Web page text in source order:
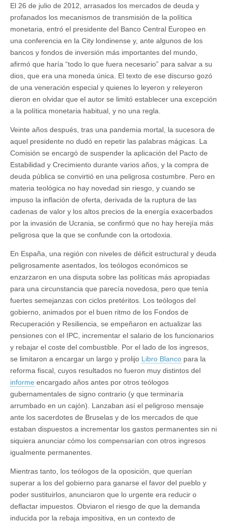
El 26 de julio de 2012, arrasados los mercados de deuda y
profanados los mecanismos de transmisión de la política
monetaria, entró el presidente del Banco Central Europeo en
una conferencia en la City londinense y, ante algunos de los
bancos y fondos de inversión más importantes del mundo,
afirmó que haría “todo lo que fuera necesario” para salvar a su
dios, que era una moneda única. El texto de ese discurso gozó
de una veneración especial y quienes lo leyeron y releyeron
dieron en olvidar que el autor se limitó establecer una excepción
a la política monetaria habitual, y no una regla.
Veinte años después, tras una pandemia mortal, la sucesora de
aquel presidente no dudó en repetir las palabras mágicas. La
Comisión se encargó de suspender la aplicación del Pacto de
Estabilidad y Crecimiento durante varios años, y la compra de
deuda pública se convirtió en una peligrosa costumbre. Pero en
materia teológica no hay novedad sin riesgo, y cuando se
impuso la inflación de oferta, derivada de la ruptura de las
cadenas de valor y los altos precios de la energía exacerbados
por la invasión de Ucrania, se confirmó que no hay herejía más
peligrosa que la que se confunde con la ortodoxia.
En España, una región con niveles de déficit estructural y deuda
peligrosamente asentados, los teólogos económicos se
enzarzaron en una disputa sobre las políticas más apropiadas
para una circunstancia que parecía novedosa, pero que tenía
fuertes semejanzas con ciclos pretéritos. Los teólogos del
gobierno, animados por el buen ritmo de los Fondos de
Recuperación y Resiliencia, se empeñaron en actualizar las
pensiones con el IPC, incrementar el salario de los funcionarios
y rebajar el coste del combustible. Por el lado de los ingresos,
se limitaron a encargar un largo y prolijo Libro Blanco para la
reforma fiscal, cuyos resultados no fueron muy distintos del
informe encargado años antes por otros teólogos
gubernamentales de signo contrario (y que terminaría
arrumbado en un cajón). Lanzaban así el peligroso mensaje
ante los sacerdotes de Bruselas y de los mercados de que
estaban dispuestos a incrementar los gastos permanentes sin ni
siquiera anunciar cómo los compensarían con otros ingresos
igualmente permanentes.
Mientras tanto, los teólogos de la oposición, que querían
superar a los del gobierno para ganarse el favor del pueblo y
poder sustituirlos, anunciaron que lo urgente era reducir o
deflactar impuestos. Obviaron el riesgo de que la demanda
inducida por la rebaja impositiva, en un contexto de